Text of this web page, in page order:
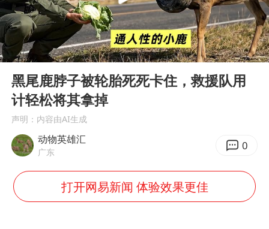
上四休三，但降薪1000元，你接受吗？
情侣平潭拍日出坠崖1死1伤
央视新主播李秋莹孙亚鹏亮相
酒店回应车内过夜被收150元
黄金牛市回来了吗
商场现钱学森巨幅海报 负责人回应
36岁男演员成景区NPC后人气爆棚
全民健身事业高质量发展
Play
00:00 03:06
黑尾鹿脖子被轮胎死死卡住，救援队用
计轻松将其拿掉
声明：内容由AI生成
动物英雄汇
广东 0
打开网易新闻 体验效果更佳